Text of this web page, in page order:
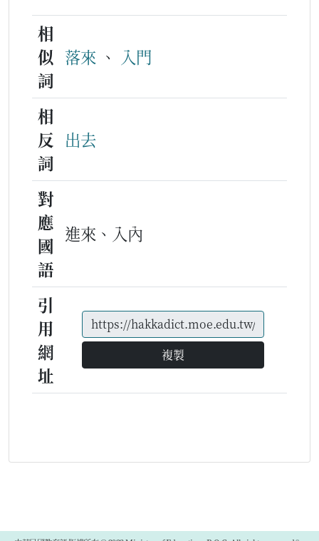
相
似
詞
落來 、 入門
相
反
詞
出去
對
應
國
語
進來、入內
引
用
網
址
複製